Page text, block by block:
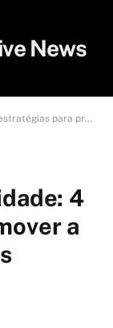
diversidade etária nas empresas
4
a